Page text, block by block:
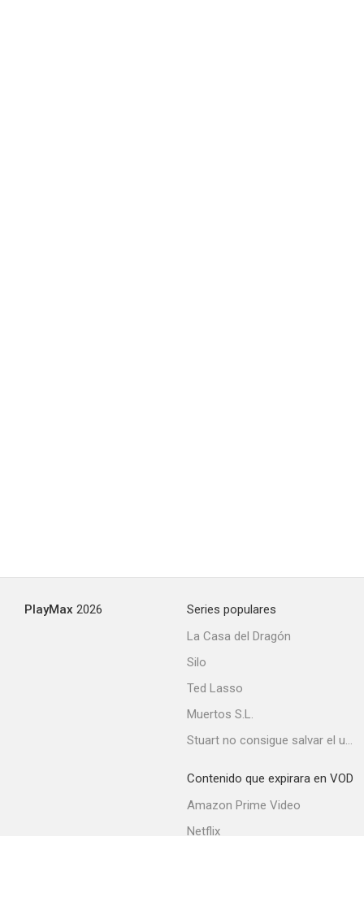
PlayMax 2026
Series populares
La Casa del Dragón
Silo
Ted Lasso
Muertos S.L.
Stuart no consigue salvar el universo
Contenido que expirara en VOD
Amazon Prime Video
Netflix